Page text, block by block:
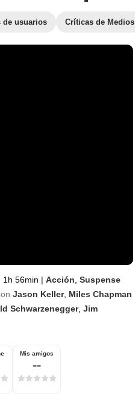
de usuarios Críticas de Medios
1h 56min | Acción Suspense
Jason Keller, Miles Chapman
Schwarzenegger, Jim
Mis amigos
--